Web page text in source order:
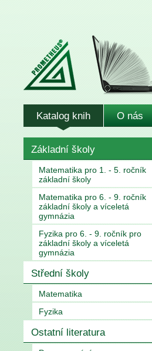
Katalog knih O nás
Základní školy
Matematika pro 1. - 5. ročník
základní školy
Matematika pro 6. - 9. ročník
základní školy a víceletá
gymnázia
Fyzika pro 6. - 9. ročník pro
základní školy a víceletá
gymnázia
Střední školy
Matematika
Fyzika
Ostatní literatura